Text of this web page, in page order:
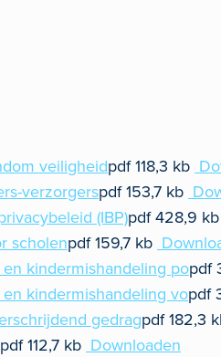
veiligheidpdf118,3 kb
verzorgerspdf153,7 kb
(IBP)pdf428,9 kb
scholenpdf159,7 kb
kindermishandeling popdf
kindermishandeling vopdf
gedragpdf182,3
pdf112,7 kb Downloaden